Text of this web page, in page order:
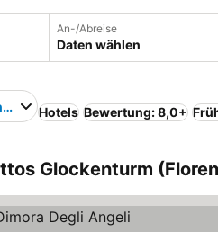
An-/Abreise
Daten wählen
Hotels Bewertung: 8,0+
Glockenturm